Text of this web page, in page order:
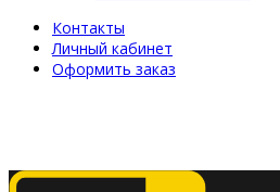
Контакты
Личный кабинет
Оформить заказ